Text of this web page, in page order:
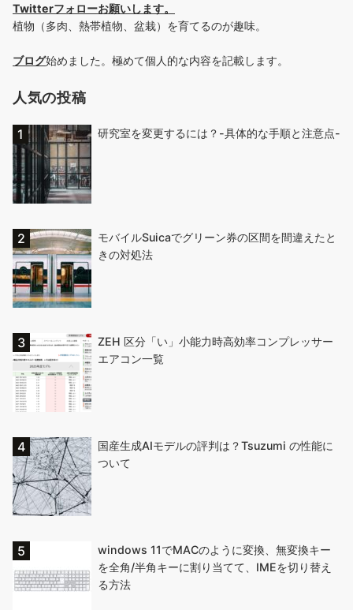
Twitterフォローお願いします。
植物（多肉、熱帯植物、盆栽）を育てるのが趣味。
ブログ始めました。極めて個人的な内容を記載します。
人気の投稿
研究室を変更するには？-具体的な手順と注意点-
モバイルSuicaでグリーン券の区間を間違えたと
きの対処法
ZEH 区分「い」小能力時高効率コンプレッサー
エアコン一覧
国産生成AIモデルの評判は？Tsuzumi の性能に
ついて
windows 11でMACのように変換、無変換キー
を全角/半角キーに割り当てて、IMEを切り替え
る方法